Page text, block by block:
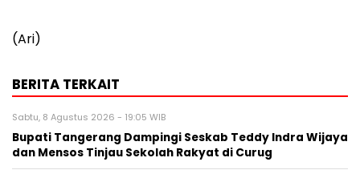
(Ari)
BERITA TERKAIT
Sabtu, 8 Agustus 2026 - 19:05 WIB
Bupati Tangerang Dampingi Seskab Teddy Indra Wijaya
dan Mensos Tinjau Sekolah Rakyat di Curug